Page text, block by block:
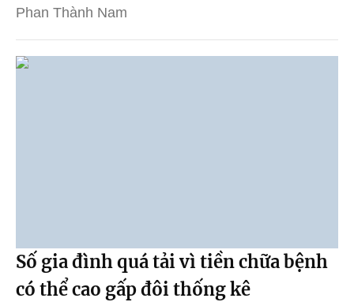
Phan Thành Nam
Số gia đình quá tải vì tiền chữa bệnh
có thể cao gấp đôi thống kê